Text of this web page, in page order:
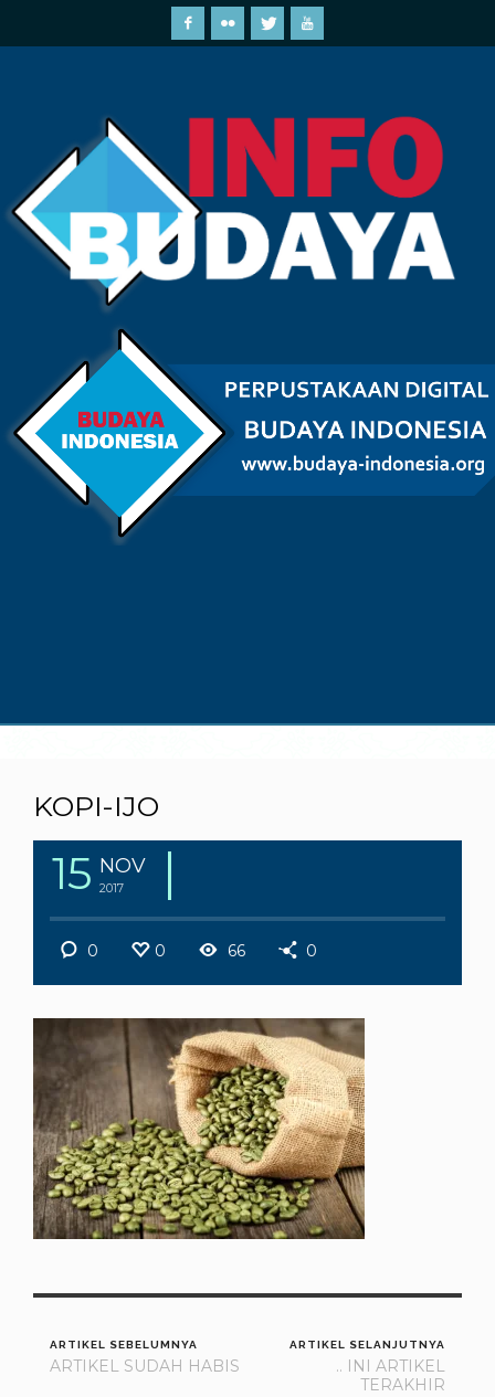
KOPI-IJO
15 NOV
2017
0 0 66 0
ARTIKEL SEBELUMNYA
ARTIKEL SUDAH HABIS
ARTIKEL SELANJUTNYA
.. INI ARTIKEL
TERAKHIR